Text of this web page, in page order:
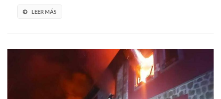
LEER MÁS